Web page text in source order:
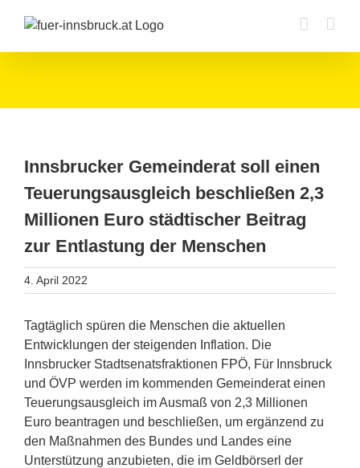
Inhalt
Innsbrucker Gemeinderat soll einen
Teuerungsausgleich beschließen 2,3
Millionen Euro städtischer Beitrag
zur Entlastung der Menschen
4. April 2022
Tagtäglich spüren die Menschen die aktuellen
Entwicklungen der steigenden Inflation. Die
Innsbrucker Stadtsenatsfraktionen FPÖ, Für Innsbruck
und ÖVP werden im kommenden Gemeinderat einen
Teuerungsausgleich im Ausmaß von 2,3 Millionen
Euro beantragen und beschließen, um ergänzend zu
den Maßnahmen des Bundes und Landes eine
Unterstützung anzubieten, die im Geldbörserl der